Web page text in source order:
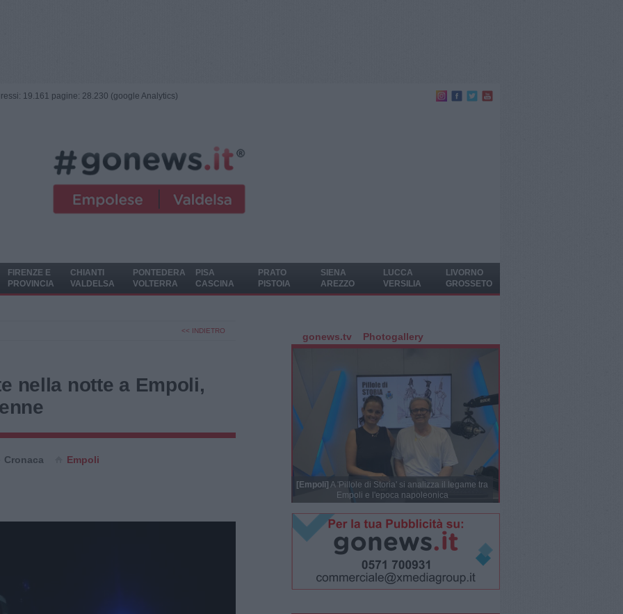
19.161 pagine: 28.230 (google Analytics)
FIRENZE E
PROVINCIA
CHIANTI
VALDELSA
PONTEDERA
VOLTERRA
PISA
CASCINA
PRATO
PISTOIA
SIENA
AREZZO
LUCCA
VERSILIA
LIVORNO
GROSSETO
<< INDIETRO
nella notte a Empoli,
Cronaca Empoli
gonews.tv Photogallery
[Empoli] A 'Pillole di Storia' si analizza il legame tra
Empoli e l'epoca napoleonica